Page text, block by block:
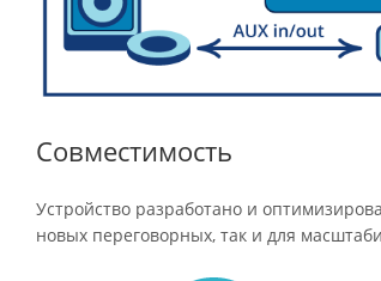
Совместимость
Устройство разработано и
новых переговорных, так и для